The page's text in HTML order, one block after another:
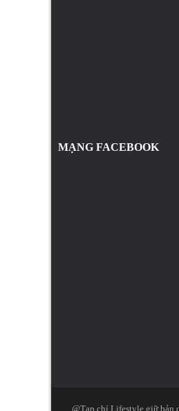
MẠNG FACEBOOK
@Tạp chí Lifestyle giữ bản